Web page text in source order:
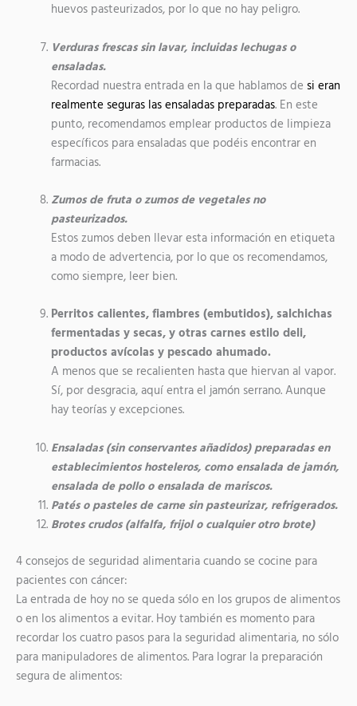
huevos pasteurizados, por lo que no hay peligro.
Verduras frescas sin lavar, incluidas lechugas o
ensaladas.
Recordad nuestra entrada en la que hablamos de si eran
realmente seguras las ensaladas preparadas. En este
punto, recomendamos emplear productos de limpieza
específicos para ensaladas que podéis encontrar en
farmacias.
Zumos de fruta o zumos de vegetales no
pasteurizados.
Estos zumos deben llevar esta información en etiqueta
a modo de advertencia, por lo que os recomendamos,
como siempre, leer bien.
Perritos calientes, fiambres (embutidos), salchichas
fermentadas y secas, y otras carnes estilo deli,
productos avícolas y pescado ahumado.
A menos que se recalienten hasta que hiervan al vapor.
Sí, por desgracia, aquí entra el jamón serrano. Aunque
hay teorías y excepciones.
Ensaladas (sin conservantes añadidos) preparadas en
establecimientos hosteleros, como ensalada de jamón,
ensalada de pollo o ensalada de mariscos.
Patés o pasteles de carne sin pasteurizar, refrigerados.
Brotes crudos (alfalfa, frijol o cualquier otro brote)
4 consejos de seguridad alimentaria cuando se cocine para
pacientes con cáncer:
La entrada de hoy no se queda sólo en los grupos de alimentos
o en los alimentos a evitar. Hoy también es momento para
recordar los cuatro pasos para la seguridad alimentaria, no sólo
para manipuladores de alimentos. Para lograr la preparación
segura de alimentos: